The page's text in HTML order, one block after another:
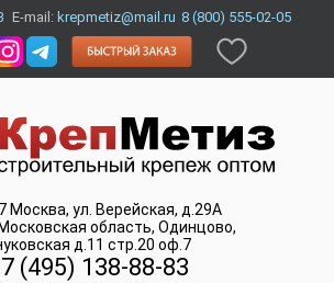
E-mail: krepmetiz@mail.ru 8 (800) 555-02-05
Москва, ул. Верейская, д.29А
Московская область, Одинцово,
д.11 стр.20 оф.7
(495) 138-88-83